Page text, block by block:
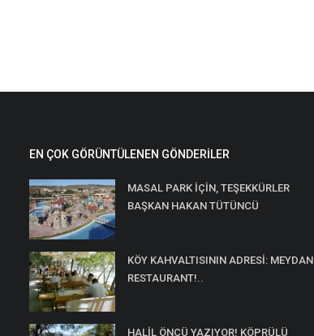
EN ÇOK GÖRÜNTÜLENEN GÖNDERILER
MASAL PARK İÇİN, TEŞEKKÜRLER
BAŞKAN HAKAN TÜTÜNCÜ
KÖY KAHVALTISININ ADRESİ: MEYDAN
RESTAURANT!..
HALİL ÖNCÜ YAZIYOR! KÖPRÜLÜ